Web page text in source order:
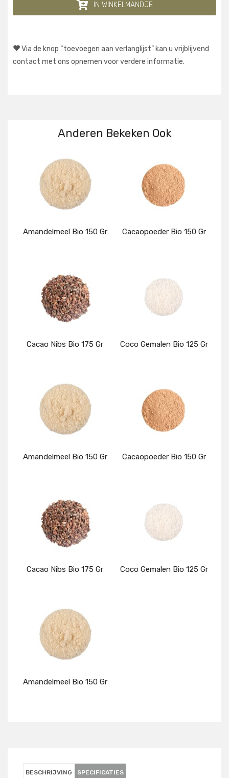
IN WINKELMANDJE
Via de knop “toevoegen aan verlanglijst” kan u vrijblijvend
contact met ons opnemen voor verdere informatie.
Anderen Bekeken Ook
Amandelmeel Bio 150 Gr
Details
Cacaopoeder Bio 150 Gr
Cacao Nibs Bio 175 Gr
Details
Coco Gemalen Bio 125 Gr
Details
Amandelmeel Bio 150 Gr
Details
Cacaopoeder Bio 150 Gr
Cacao Nibs Bio 175 Gr
Details
Coco Gemalen Bio 125 Gr
Amandelmeel Bio 150 Gr
BESCHRIJVING SPECIFICATIES